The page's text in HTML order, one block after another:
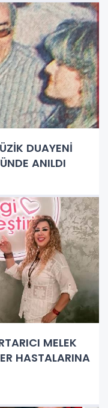
DUAYENİ
ANILDI
MELEK
HASTALARINA